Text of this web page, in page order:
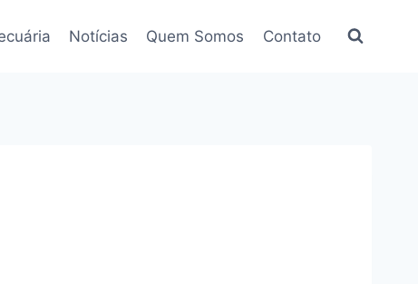
Notícias Quem Somos Contato